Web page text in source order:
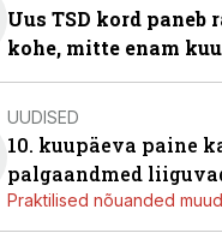
Uus TSD kord
kohe, mitte enam
UUDISED
10. kuupäeva paine
palgaandmed
Praktilised nõuanded